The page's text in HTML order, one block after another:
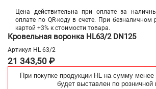
Цена действительна при оплате за
оплате по QR-коду в счете. При безналичном
картой +3% к стоимости товара.
Кровельная воронка HL63/2 DN125
Артикул HL 63/2
21 343,50 ₽
При покупке продукции HL на сумму
будет выставлен по розничной